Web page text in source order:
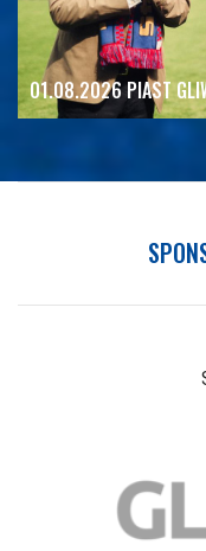
01.08.2026 PIAST